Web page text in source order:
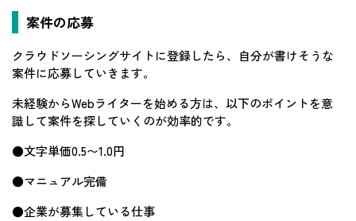
案件の応募
クラウドソーシングサイトに登録したら、自分が書けそうな
案件に応募していきます。
未経験からWebライターを始める方は、以下のポイントを意
識して案件を探していくのが効率的です。
●文字単価0.5〜1.0円
●マニュアル完備
●企業が募集している仕事